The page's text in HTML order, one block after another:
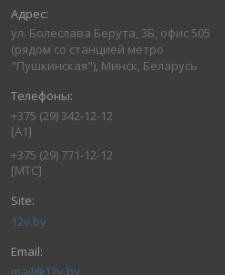
ул. Болеслава Берута, 3Б, офис 505
(рядом со станцией метро
"Пушкинская"), Минск, Беларусь
+375 (29) 342-12-12
[A1]
+375 (29) 771-12-12
[МТС]
12v.by
mail@12v.by